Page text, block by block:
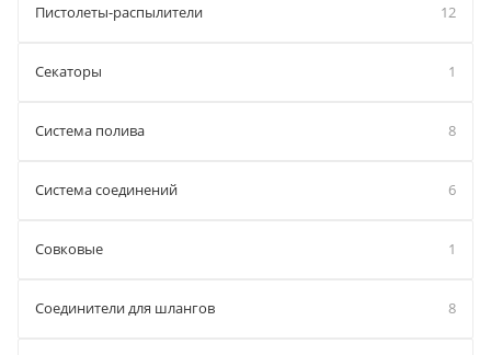
Пистолеты-распылители 12
Секаторы 1
Система полива 8
Система соединений 6
Совковые 1
Соединители для шлангов 8